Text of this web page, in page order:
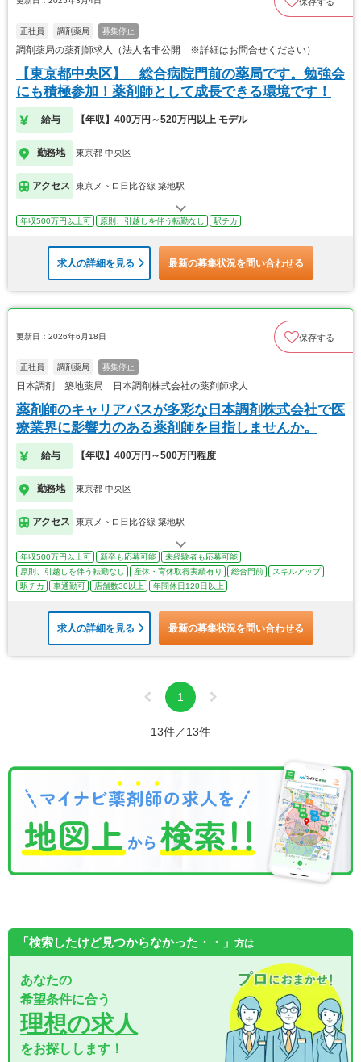
正社員 調剤薬局 募集停止
調剤薬局の薬剤師求人（法人名非公開 ※詳細はお問合せください）
【東京都中央区】 総合病院門前の薬局です。勉強会
にも積極参加！薬剤師として成長できる環境です！
給与 【年収】400万円～520万円以上 モデル
勤務地 東京都 中央区
アクセス 東京メトロ日比谷線 築地駅
年収500万円以上可 原則、引越しを伴う転勤なし 駅チカ
求人の詳細を見る 最新の募集状況を問い合わせる
更新日：2026年6月18日 保存する
正社員 調剤薬局 募集停止
日本調剤 築地薬局 日本調剤株式会社の薬剤師求人
薬剤師のキャリアパスが多彩な日本調剤株式会社で医
療業界に影響力のある薬剤師を目指しませんか。
給与 【年収】400万円～500万円程度
勤務地 東京都 中央区
アクセス 東京メトロ日比谷線 築地駅
年収500万円以上可 新卒も応募可能
未経験者も応募可能
原則、引越しを伴う転勤なし
産休・育休取得実績有り 総合門前
スキルアップ
駅チカ
車通勤可 店舗数30以上 年間休日120日以上
求人の詳細を見る 最新の募集状況を問い合わせる
1
13件／13件
「検索したけど見つからなかった・・」 方は
あなたの
希望条件に合う
理想の求人
をお探しします！